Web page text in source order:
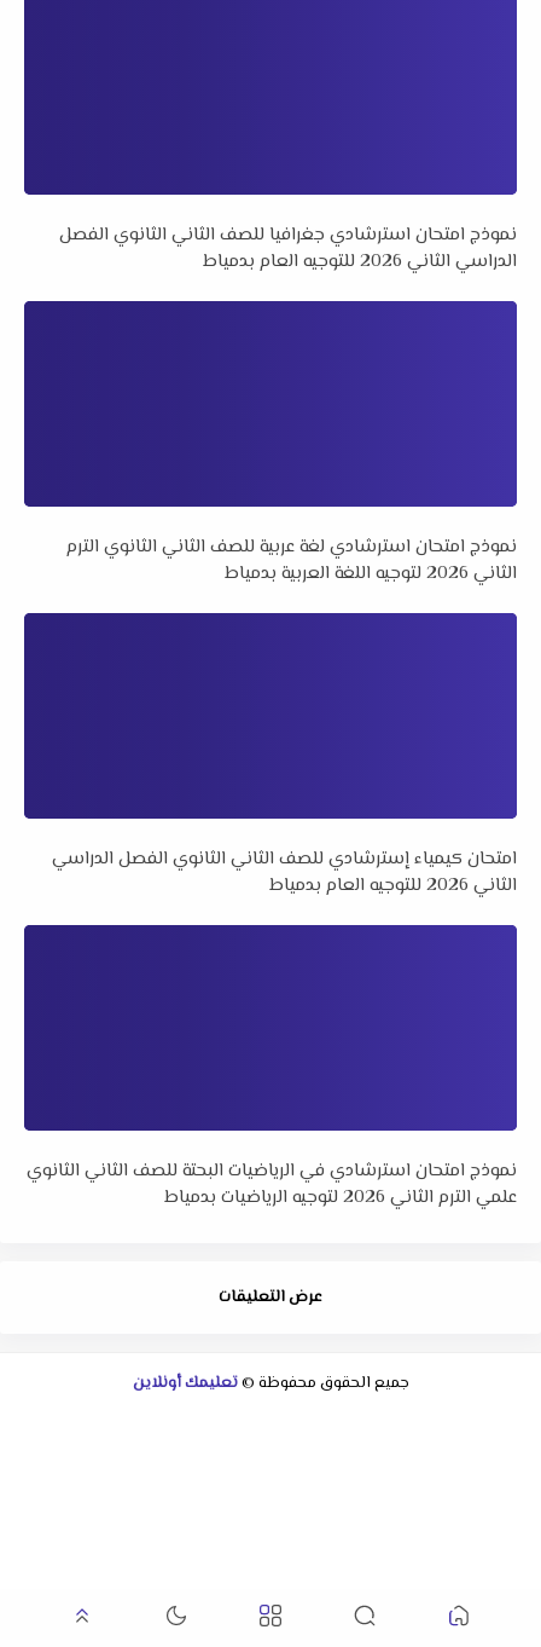
نموذج امتحان استرشادي جغرافيا للصف الثاني الثانوي الفصل
الدراسي الثاني 2026 للتوجيه العام بدمياط
نموذج امتحان استرشادي لغة عربية للصف الثاني الثانوي الترم
الثاني 2026 لتوجيه اللغة العربية بدمياط
امتحان كيمياء إسترشادي للصف الثاني الثانوي الفصل الدراسي
الثاني 2026 للتوجيه العام بدمياط
نموذج امتحان استرشادي في الرياضيات البحتة للصف الثاني الثانوي
علمي الترم الثاني 2026 لتوجيه الرياضيات بدمياط
عرض التعليقات
جميع الحقوق محفوظة ©تعليمك أونلاين